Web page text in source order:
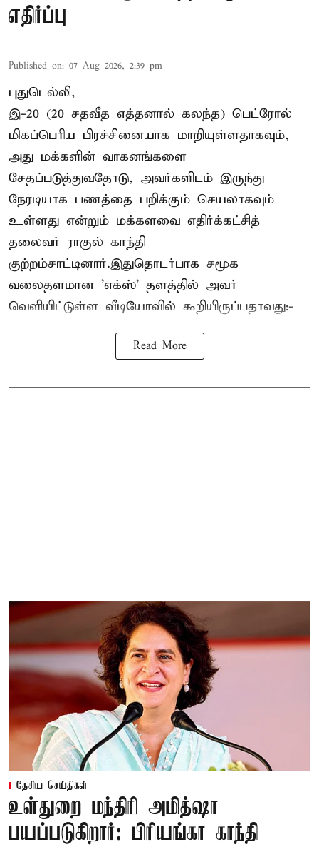
எதிர்ப்பு
Published on: 07 Aug 2026, 2:39 pm
புதுடெல்லி,
இ-20 (20 சதவீத எத்தனால் கலந்த) பெட்ரோல்
மிகப்பெரிய பிரச்சினையாக மாறியுள்ளதாகவும்,
அது மக்களின் வாகனங்களை
சேதப்படுத்துவதோடு, அவர்களிடம் இருந்து
நேரடியாக பணத்தை பறிக்கும் செயலாகவும்
உள்ளது என்றும் மக்களவை எதிர்க்கட்சித்
தலைவர் ராகுல் காந்தி
குற்றம்சாட்டினார்.இதுதொடர்பாக சமூக
வலைதளமான 'எக்ஸ்' தளத்தில் அவர்
வெளியிட்டுள்ள வீடியோவில் கூறியிருப்பதாவது:-
Read More
தேசிய செய்திகள்
உள்துறை மந்திரி அமித்ஷா
பயப்படுகிறார்: பிரியங்கா காந்தி